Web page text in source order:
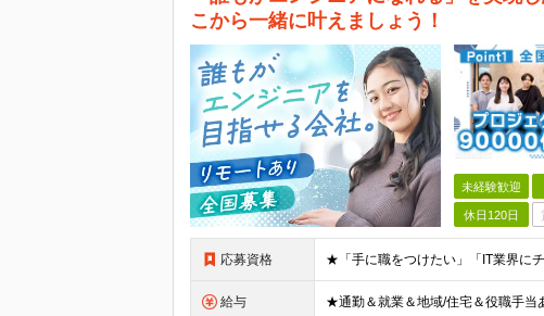
こから一緒に叶えましょう！
未経験歓迎
休日120日
応募資格
給与